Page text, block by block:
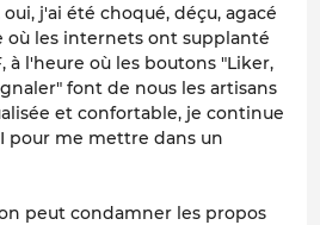
j'ai été choqué, déçu, agacé
où les internets ont supplanté
à l'heure où les boutons "Liker,
font de nous les artisans
et confortable, je continue
pour me mettre dans un
on peut condamner les propos